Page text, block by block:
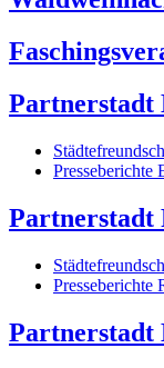
Partnerstadt
Presseberichte
Partnerstadt
Presseberichte
Partnerstadt